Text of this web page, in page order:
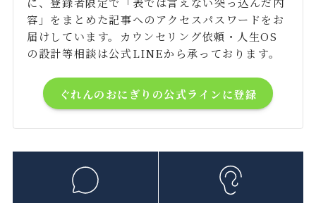
容」をまとめた記事へのアクセスパスワードをお
届けしています。カウンセリング依頼・人生OS
の設計等相談は公式LINEから承っております。
ぐれんのおにぎりの公式ラインに登録